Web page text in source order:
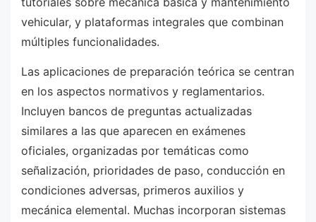
vehicular, y plataformas integrales que combinan
múltiples funcionalidades.
Las aplicaciones de preparación teórica se centran
en los aspectos normativos y reglamentarios.
Incluyen bancos de preguntas actualizadas
similares a las que aparecen en exámenes
oficiales, organizadas por temáticas como
señalización, prioridades de paso, conducción en
condiciones adversas, primeros auxilios y
mecánica elemental. Muchas incorporan sistemas